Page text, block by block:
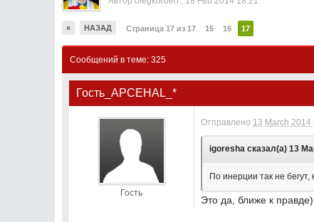
« НАЗАД Страница 17 из 17 15 16 17
Сообщений в теме: 325
Гость_APCEHAL_*
Гость
Отправлено 13 March 2014
igoresha сказал(а) 13
По инерции так не
Это да, ближе к правде)